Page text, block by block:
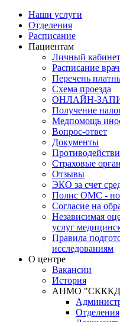
Наши услуги
Отделения
Расписание
Пациентам
Личный кабинет
Расписание
Перечень
Схема проезда
ОНЛАЙН-
Получение
Медпомощь
Вопрос-ответ
Документы
Страховые
Отзывы
ЭКО за счет
Полис ОМС -
Согласие на
Независимая
услуг
Правила
исследованиям
О центре
Вакансии
История
АНМО
Отделения